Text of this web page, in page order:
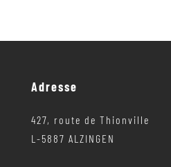
Adresse
427, route de Thionville
L-5887 ALZINGEN